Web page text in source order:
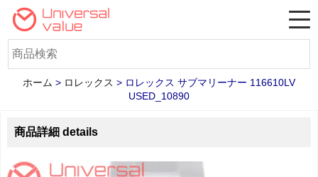
ホーム > ロレックス > ロレックス サブマリーナー 116610LV
USED_10890
商品詳細 details